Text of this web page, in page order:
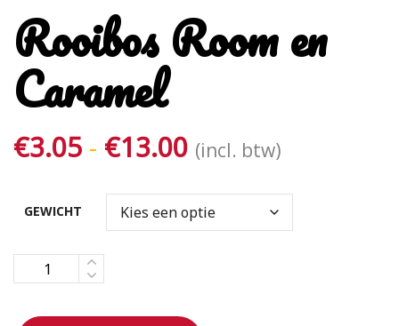
Rooibos Room en
Caramel
€3.05 - €13.00Prijsklasse:
tot
(incl. btw)
GEWICHT
Aantal